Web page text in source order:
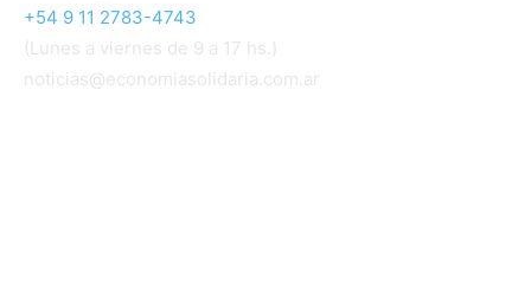
+54 9 11 2783-4743
(Lunes a viernes de 9 a 17 hs.)
noticias@economiasolidaria.com.ar